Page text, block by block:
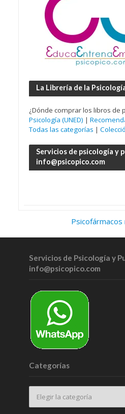
La Librería de la
¿Dónde comprar los libros de
Psicología (UNED) |
Todas las categorías |
Servicios de psicología y
info@psicopico.com
Psicofármacos
Servicios de Psicología y
info@psicopico.com
Categorías